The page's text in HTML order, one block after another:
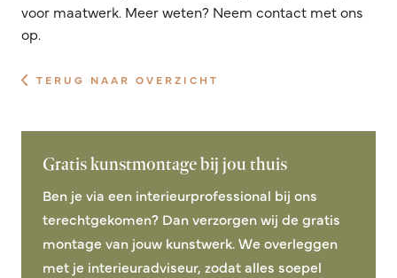
voor maatwerk. Meer weten? Neem contact met ons
op.
TERUG NAAR OVERZICHT
Gratis kunstmontage bij jou thuis
Ben je via een interieurprofessional bij ons
terechtgekomen? Dan verzorgen wij de gratis
montage van jouw kunstwerk. We overleggen
met je interieuradviseur, zodat alles soepel